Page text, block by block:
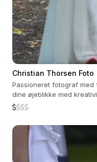
Christian Thorsen Foto
Passioneret fotograf
dine øjeblikke med